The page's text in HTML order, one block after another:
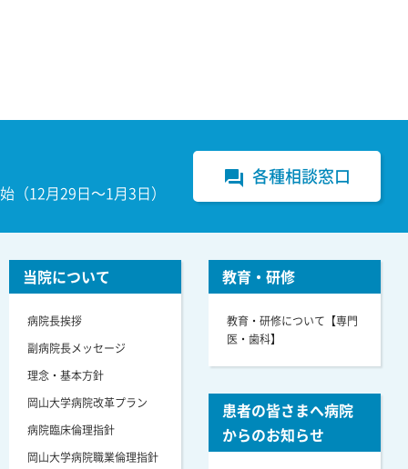
（12月29日～1月3日）
forum 各種相談窓口
当院について
病院長挨拶
副病院長メッセージ
理念・基本方針
岡山大学病院改革プラン
病院臨床倫理指針
岡山大学病院職業倫理指針
教育・研修
教育・研修について【専門
医・歯科】
患者の皆さまへ病院
からのお知らせ